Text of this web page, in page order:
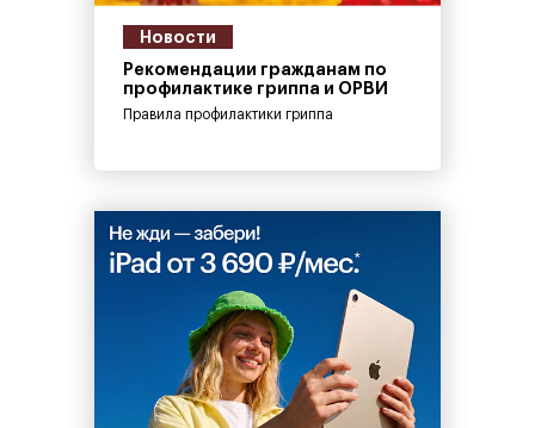
Новости
Рекомендации гражданам по
профилактике гриппа и ОРВИ
Правила профилактики гриппа